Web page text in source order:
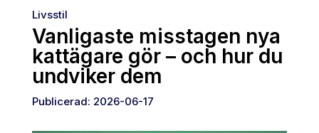
Livsstil
Vanligaste misstagen nya
kattägare gör – och hur du
undviker dem
Publicerad: 2026-06-17